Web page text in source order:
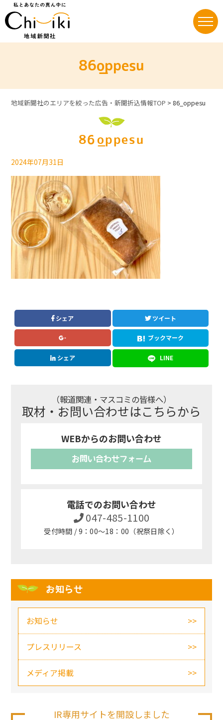
86_oppesu
地域新聞社のエリアを絞った広告・新聞折込情報TOP >86_oppesu
86_oppesu
2024年07月31日
シェア ツイート
ブックマーク
シェア LINE
（報道関連・マスコミの皆様へ）
取材・お問い合わせはこちらから
WEBからのお問い合わせ
お問い合わせフォーム
電話でのお問い合わせ
047-485-1100
受付時間 / 9：00～18：00（祝祭日除く）
お知らせ
お知らせ
プレスリリース
メディア掲載
IR専用サイトを開設しました